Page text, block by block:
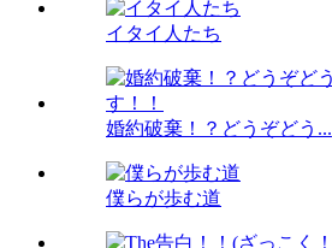
イタイ人たち
婚約破棄！？どうぞどう...
僕らが歩む道